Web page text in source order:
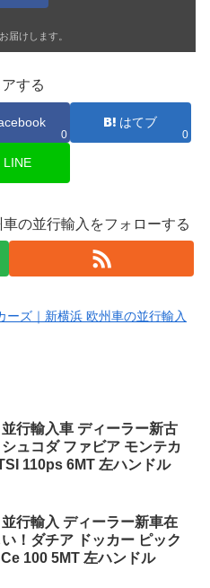
届けします。
する
0
はてブ
0
LINE
の並行輸入をフォローする
ーズ｜新横浜 欧州車の並行輸入
行輸入車 ディーラー新古
ュコダ ファビア モンテカ
110ps 6MT 左ハンドル
行輸入 ディーラー新車在
！ダチア ドッカー ピック
100 5MT 左ハンドル